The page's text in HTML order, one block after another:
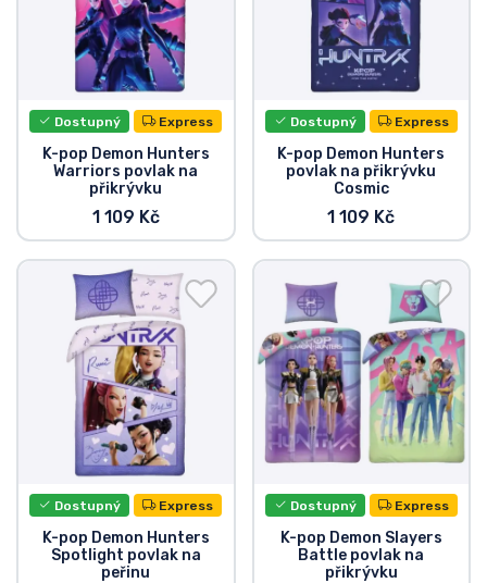
Dostupný Express
K-pop Demon Hunters
Warriors povlak na
přikrývku
1 109 Kč
Dostupný Express
K-pop Demon Hunters
povlak na přikrývku
Cosmic
1 109 Kč
Dostupný Express
K-pop Demon Hunters
Spotlight povlak na
peřinu
Dostupný Express
K-pop Demon Slayers
Battle povlak na
přikrývku
Značky